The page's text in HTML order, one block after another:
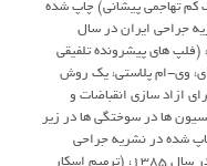
کم تهاجمی پیشانی) چاپ شده
جراحی ایران در سال
1385، (فلپ های پیشرونده تلفیقی
وی-ام پلاستی، یک روش
ازاد سازی انقباضات و
ها در سوختگی ها در زیر
شده در نشریه جراحی